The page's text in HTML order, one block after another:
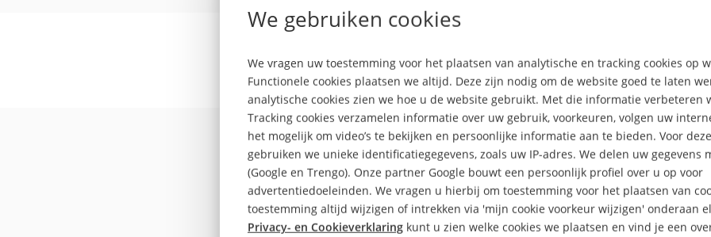
We gebruiken cookies
We vragen uw toestemming voor het plaatsen van analytische en tracking cookies op
Functionele cookies plaatsen we altijd. Deze zijn nodig om de website goed te laten
analytische cookies zien we hoe u de website gebruikt. Met die informatie verbeteren
Tracking cookies verzamelen informatie over uw gebruik, voorkeuren, volgen uw
het mogelijk om video’s te bekijken en persoonlijke informatie aan te bieden. Voor
gebruiken we unieke identificatiegegevens, zoals uw IP-adres. We delen uw gegevens
(Google en Trengo). Onze partner Google bouwt een persoonlijk profiel over u op voor
advertentiedoeleinden. We vragen u hierbij om toestemming voor het plaatsen van
toestemming altijd wijzigen of intrekken via 'mijn cookie voorkeur wijzigen' onderaan
Privacy- en Cookieverklaring kunt u zien welke cookies we plaatsen en vind je een
De Fitte Top 100 is een